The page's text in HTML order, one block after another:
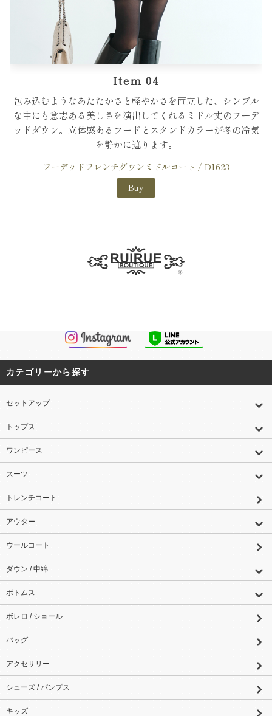
Item 04
包み込むようなあたたかさと軽やかさを両立した、シンプル
な中にも意志ある美しさを演出してくれるミドル丈のフーデ
ッドダウン。立体感あるフードとスタンドカラーが冬の冷気
を静かに遮ります。
フーデッドフレンチダウンミドルコート / D1623
Buy
カテゴリーから探す
セットアップ
トップス
ワンピース
スーツ
トレンチコート
アウター
ウールコート
ダウン / 中綿
ボトムス
ボレロ / ショール
バッグ
アクセサリー
シューズ / パンプス
キッズ